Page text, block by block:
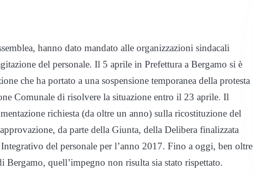
hanno dato mandato alle organizzazioni sindacali
del personale. Il 5 aprile in Prefettura a Bergamo si è
che ha portato a una sospensione temporanea della protesta
Comunale di risolvere la situazione entro il 23 aprile. Il
richiesta (da oltre un anno) sulla ricostituzione del
da parte della Giunta, della Delibera finalizzata
del personale per l’anno 2017. Fino a oggi, ben oltre
Bergamo, quell’impegno non risulta sia stato rispettato.